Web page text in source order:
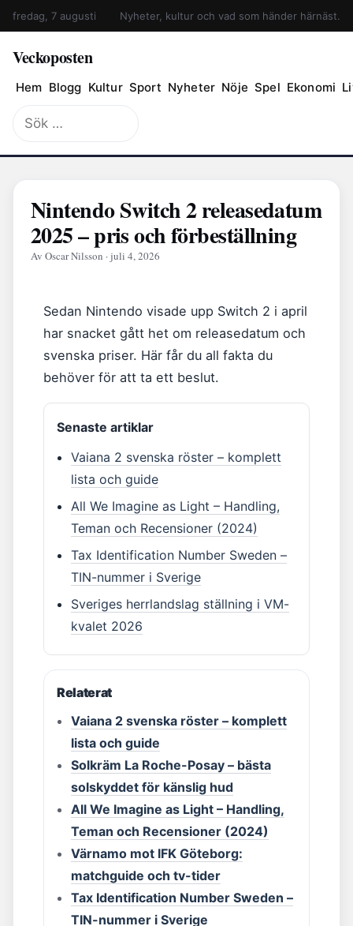
fredag, 7 augusti Nyheter, kultur och vad som händer härnäst.
Veckoposten
Hem Blogg Kultur Sport Nyheter Nöje Spel Ekonomi
Sök
efter:
Nintendo Switch 2 releasedatum
2025 – pris och förbeställning
Av Oscar Nilsson · juli 4, 2026
Sedan Nintendo visade upp Switch 2 i april
har snacket gått het om releasedatum och
svenska priser. Här får du all fakta du
behöver för att ta ett beslut.
Senaste artiklar
Vaiana 2 svenska röster – komplett
lista och guide
All We Imagine as Light – Handling,
Teman och Recensioner (2024)
Tax Identification Number Sweden –
TIN-nummer i Sverige
Sveriges herrlandslag ställning i VM-
kvalet 2026
Relaterat
Vaiana 2 svenska röster – komplett
lista och guide
Solkräm La Roche-Posay – bästa
solskyddet för känslig hud
All We Imagine as Light – Handling,
Teman och Recensioner (2024)
Värnamo mot IFK Göteborg:
matchguide och tv-tider
Tax Identification Number Sweden –
TIN-nummer i Sverige